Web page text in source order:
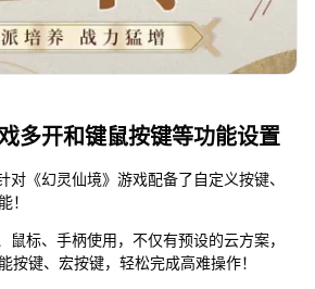
多开和键鼠按键等功能设置
对《幻灵仙境》游戏配备了自定义按键、
！
鼠标、手柄使用，不仅有预设的云方案，
按键、宏按键，轻松完成高难操作！